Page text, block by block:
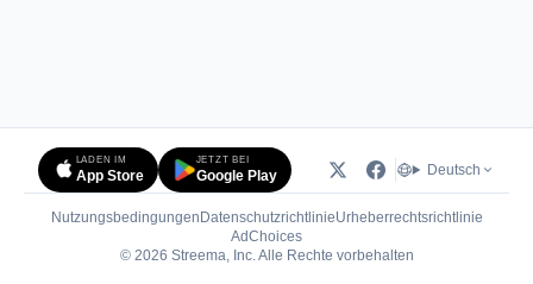
LADEN IM
App Store
JETZT BEI
Google Play Deutsch
Nutzungsbedingungen DatenschutzrichtlinieUrheberrechtsrichtlinie
AdChoices(öffnet in neuem Tab)
© 2026 Streema, Inc. Alle Rechte vorbehalten